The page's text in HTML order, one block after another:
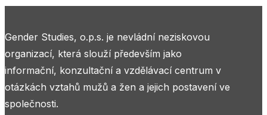
Gender Studies, o.p.s. je nevládní neziskovou
organizací, která slouží především jako
informační, konzultační a vzdělávací centrum v
otázkách vztahů mužů a žen a jejich postavení ve
společnosti.